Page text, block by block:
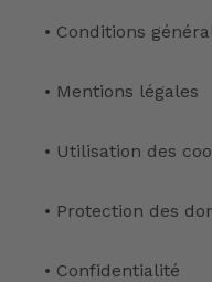
• Conditions
• Mentions légales
• Utilisation des
• Protection des
• Confidentialité